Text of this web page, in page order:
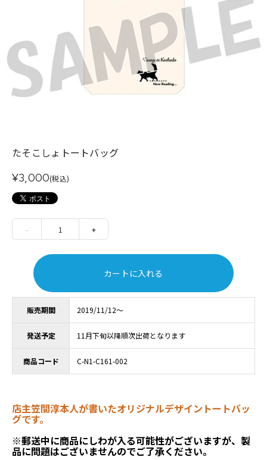
販売期間 2019/11/12～
発送予定 11月下旬以降順次出荷となります
商品コード C-N1-C161-002
たそこしょトートバッグ
¥3,000(税込)
- 1 +
カートに入れる
店主笠間淳本人が書いたオリジナルデザイントートバッ
グです。
※郵送中に商品にしわが入る可能性がございますが、製
品に問題はございませんのでご了承ください。